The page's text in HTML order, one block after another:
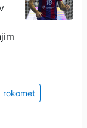
rokomet